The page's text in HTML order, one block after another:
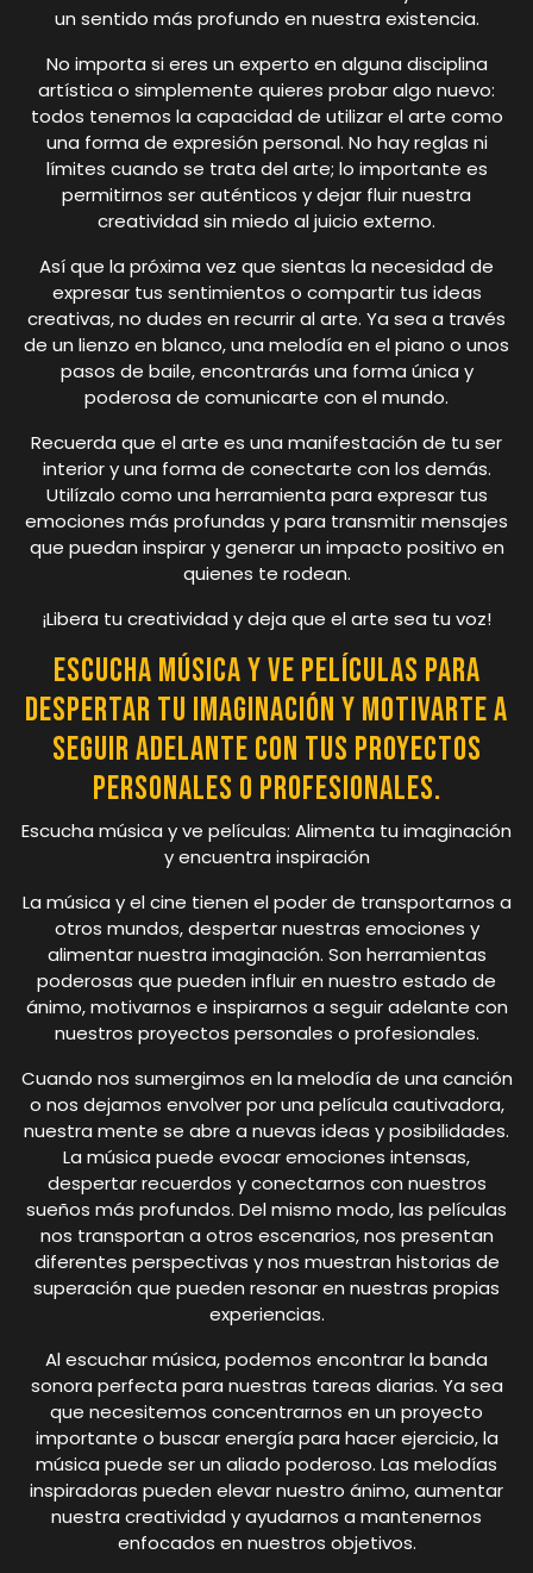
un sentido más profundo en nuestra existencia.
No importa si eres un experto en alguna disciplina
artística o simplemente quieres probar algo nuevo:
todos tenemos la capacidad de utilizar el arte como
una forma de expresión personal. No hay reglas ni
límites cuando se trata del arte; lo importante es
permitirnos ser auténticos y dejar fluir nuestra
creatividad sin miedo al juicio externo.
Así que la próxima vez que sientas la necesidad de
expresar tus sentimientos o compartir tus ideas
creativas, no dudes en recurrir al arte. Ya sea a través
de un lienzo en blanco, una melodía en el piano o unos
pasos de baile, encontrarás una forma única y
poderosa de comunicarte con el mundo.
Recuerda que el arte es una manifestación de tu ser
interior y una forma de conectarte con los demás.
Utilízalo como una herramienta para expresar tus
emociones más profundas y para transmitir mensajes
que puedan inspirar y generar un impacto positivo en
quienes te rodean.
¡Libera tu creatividad y deja que el arte sea tu voz!
Escucha música y ve películas para
despertar tu imaginación y motivarte a
seguir adelante con tus proyectos
personales o profesionales.
Escucha música y ve películas: Alimenta tu imaginación
y encuentra inspiración
La música y el cine tienen el poder de transportarnos a
otros mundos, despertar nuestras emociones y
alimentar nuestra imaginación. Son herramientas
poderosas que pueden influir en nuestro estado de
ánimo, motivarnos e inspirarnos a seguir adelante con
nuestros proyectos personales o profesionales.
Cuando nos sumergimos en la melodía de una canción
o nos dejamos envolver por una película cautivadora,
nuestra mente se abre a nuevas ideas y posibilidades.
La música puede evocar emociones intensas,
despertar recuerdos y conectarnos con nuestros
sueños más profundos. Del mismo modo, las películas
nos transportan a otros escenarios, nos presentan
diferentes perspectivas y nos muestran historias de
superación que pueden resonar en nuestras propias
experiencias.
Al escuchar música, podemos encontrar la banda
sonora perfecta para nuestras tareas diarias. Ya sea
que necesitemos concentrarnos en un proyecto
importante o buscar energía para hacer ejercicio, la
música puede ser un aliado poderoso. Las melodías
inspiradoras pueden elevar nuestro ánimo, aumentar
nuestra creatividad y ayudarnos a mantenernos
enfocados en nuestros objetivos.